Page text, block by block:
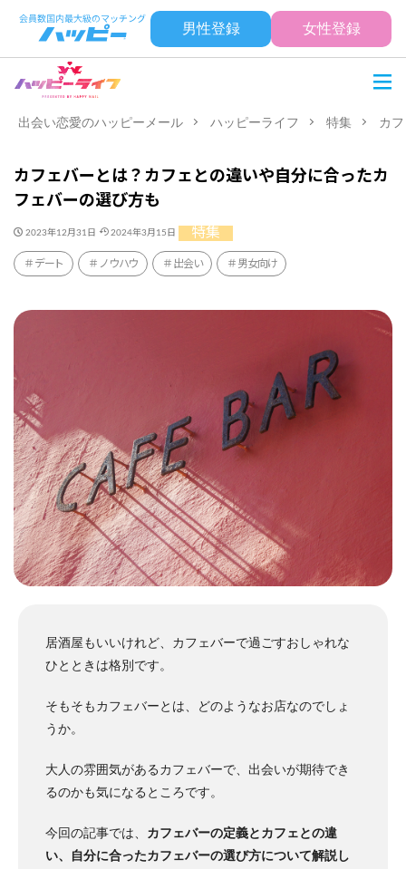
男性登録 女性登録
出会い恋愛のハッピーメール ハッピーライフ 特集 カ
カフェバーとは？カフェとの違いや自分に合ったカ
フェバーの選び方も
2023年12月31日 2024年3月15日 特集
デート ノウハウ 出会い 男女向け
居酒屋もいいけれど、カフェバーで過ごすおしゃれな
ひとときは格別です。
そもそもカフェバーとは、どのようなお店なのでしょ
うか。
大人の雰囲気があるカフェバーで、出会いが期待でき
るのかも気になるところです。
今回の記事では、 カフェバーの定義とカフェとの違
い、自分に合ったカフェバーの選び方について解説し